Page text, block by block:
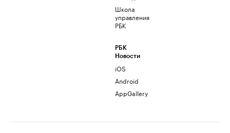
Школа
управления
РБК
РБК
Новости
iOS
Android
AppGallery